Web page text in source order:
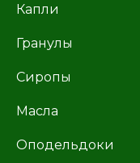
Капли
Гранулы
Сиропы
Масла
Оподельдоки